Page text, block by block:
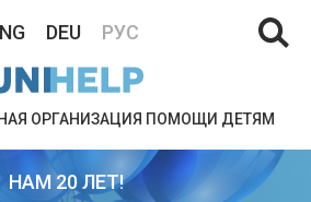
DEU РУС
ОРГАНИЗАЦИЯ ПОМОЩИ ДЕТЯМ
НАМ 20 ЛЕТ!